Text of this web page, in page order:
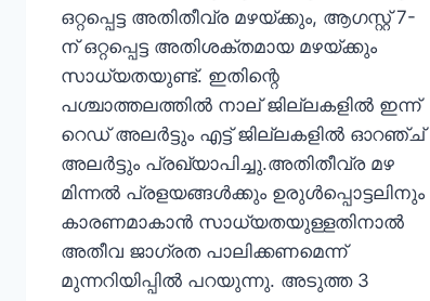
ഒറ്റപ്പെട്ട അതിതീവ്ര മഴയ്ക്കും, ആഗസ്റ്റ് 7-
ന് ഒറ്റപ്പെട്ട അതിശക്തമായ മഴയ്ക്കും
സാധ്യതയുണ്ട്. ഇതിന്റെ
പശ്ചാത്തലത്തിൽ നാല് ജില്ലകളിൽ ഇന്ന്
റെഡ് അലർട്ടും എട്ട് ജില്ലകളിൽ ഓറഞ്ച്
അലർട്ടും പ്രഖ്യാപിച്ചു.അതിതീവ്ര മഴ
മിന്നൽ പ്രളയങ്ങൾക്കും ഉരുൾപ്പൊട്ടലിനും
കാരണമാകാൻ സാധ്യതയുള്ളതിനാൽ
അതീവ ജാഗ്രത പാലിക്കണമെന്ന്
മുന്നറിയിപ്പിൽ പറയുന്നു. അടുത്ത 3